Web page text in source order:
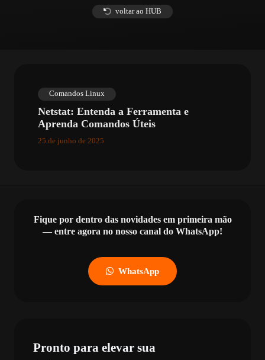
voltar ao HUB
Comandos Linux
Netstat: Entenda a Ferramenta e
Aprenda Comandos Úteis
25 de junho de 2025
Fique por dentro das novidades em primeira mão
— entre agora no nosso canal do WhatsApp!
WhatsApp
Pronto para elevar sua